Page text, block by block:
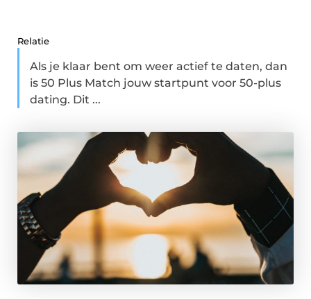
Relatie
Als je klaar bent om weer actief te daten, dan
is 50 Plus Match jouw startpunt voor 50-plus
dating. Dit ...